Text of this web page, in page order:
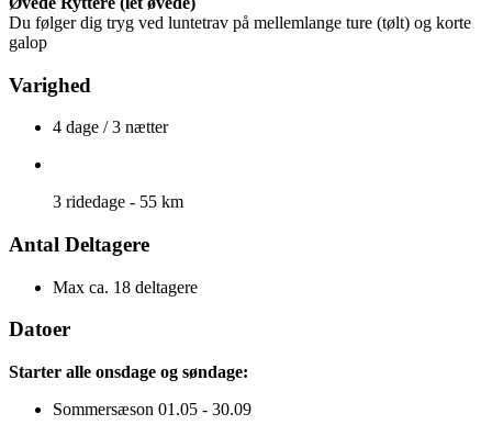
Du følger dig tryg ved luntetrav på mellemlange ture (tølt) og korte
galop
Varighed
4 dage / 3 nætter
3 ridedage - 55 km
Antal Deltagere
Max ca. 18 deltagere
Datoer
Starter alle onsdage og søndage:
Sommersæson 01.05 - 30.09